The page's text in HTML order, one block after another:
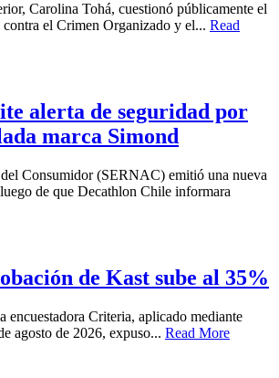
Carolina Tohá, cuestionó públicamente el
contra el Crimen Organizado y el... Read
alerta de seguridad por
marca Simond
Consumidor (SERNAC) emitió una nueva
de que Decathlon Chile informara
de Kast sube al 35%
encuestadora Criteria, aplicado mediante
agosto de 2026, expuso... Read More